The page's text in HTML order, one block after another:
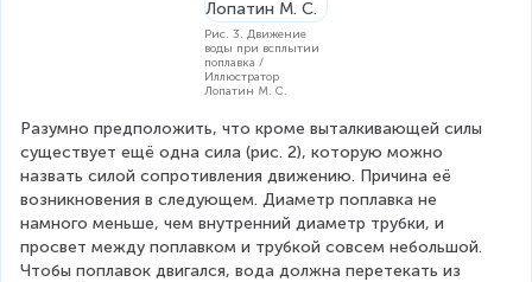
Рис. 3. Движение
воды при всплытии
поплавка /
Иллюстратор
Лопатин М. С.
Разумно предположить, что кроме выталкивающей силы
существует ещё одна сила (рис. 2), которую можно
назвать силой сопротивления движению. Причина её
возникновения в следующем. Диаметр поплавка не
намного меньше, чем внутренний диаметр трубки, и
просвет между поплавком и трубкой совсем небольшой.
Чтобы поплавок двигался, вода должна перетекать из